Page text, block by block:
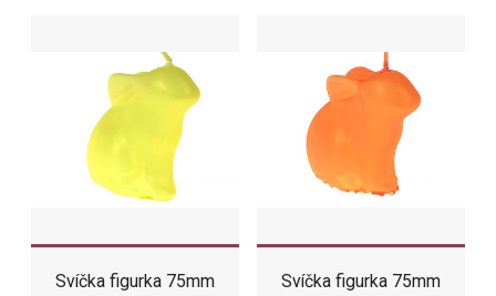
Svíčka figurka 75mm
Svíčka figurka 75mm